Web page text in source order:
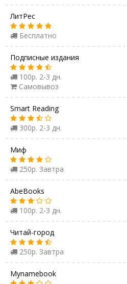
ЛитРес
Бесплатно
Подписные издания
100р. 2-3 дн.
Самовывоз
Smart Reading
300р. 2-3 дн.
Миф
250р. Завтра
AbeBooks
100р. 2-3 дн.
Читай-город
250р. Завтра
Mynamebook